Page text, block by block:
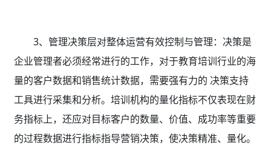
3、管理决策层对整体运营有效控制与管理：决策是
企业管理者必须经常进行的工作，对于教育培训行业的海
量的客户数据和销售统计数据，需要强有力的 决策支持
工具进行采集和分析。培训机构的量化指标不仅表现在财
务指标上，还应对目标客户的数量、价值、成功率等重要
的过程数据进行指标指导营销决策，使决策精准、量化。